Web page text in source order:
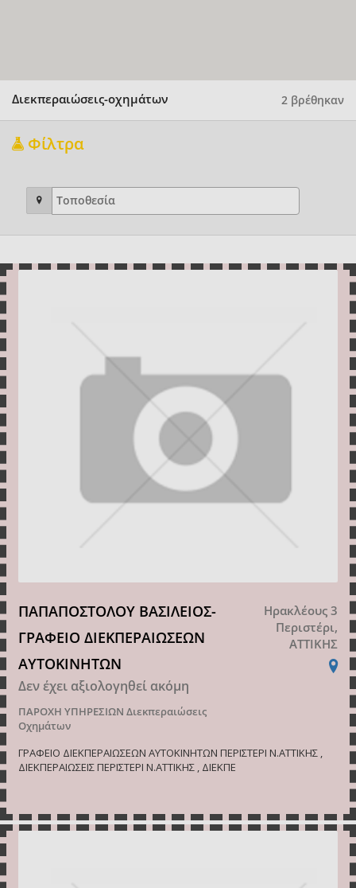
Διεκπεραιώσεις-οχημάτων 2 βρέθηκαν
Φίλτρα
ΠΑΠΑΠΟΣΤΟΛΟΥ ΒΑΣΙΛΕΙΟΣ-
ΓΡΑΦΕΙΟ ΔΙΕΚΠΕΡΑΙΩΣΕΩΝ
ΑΥΤΟΚΙΝΗΤΩΝ
Δεν έχει αξιολογηθεί ακόμη
ΠΑΡΟΧΗ ΥΠΗΡΕΣΙΩΝ Διεκπεραιώσεις
Οχημάτων
Ηρακλέους 3
Περιστέρι,
ΑΤΤΙΚΗΣ
ΓΡΑΦΕΙΟ ΔΙΕΚΠΕΡΑΙΩΣΕΩΝ ΑΥΤΟΚΙΝΗΤΩΝ ΠΕΡΙΣΤΕΡΙ Ν.ΑΤΤΙΚΗΣ ,
ΔΙΕΚΠΕΡΑΙΩΣΕΙΣ ΠΕΡΙΣΤΕΡΙ Ν.ΑΤΤΙΚΗΣ , ΔΙΕΚΠΕ